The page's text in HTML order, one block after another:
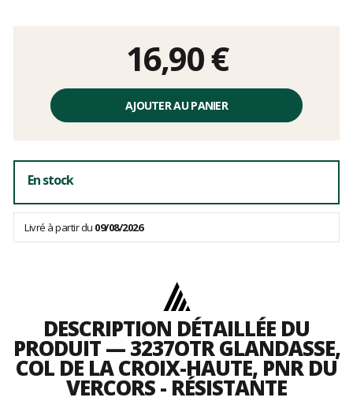
16,90 €
unitaire,
AJOUTER AU PANIER
En stock
Livré à partir du 09/08/2026
DESCRIPTION DÉTAILLÉE DU
PRODUIT — 3237OTR GLANDASSE,
COL DE LA CROIX-HAUTE, PNR DU
VERCORS - RÉSISTANTE